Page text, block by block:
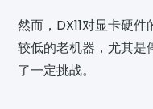
然而，DX11对显卡硬
较低的老机器，尤其是
了一定挑战。